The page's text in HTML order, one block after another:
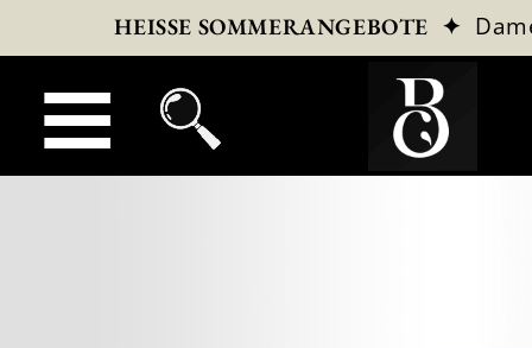
HEISSE SOMMERANGEBOTE ✦